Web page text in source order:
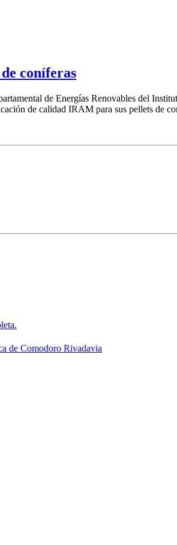
coníferas
de Energías Renovables del
de calidad IRAM para sus pellets de
de Comodoro Rivadavia